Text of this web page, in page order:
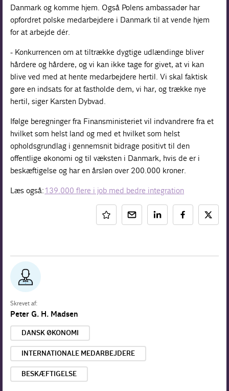
Danmark og komme hjem. Også Polens ambassadør har
opfordret polske medarbejdere i Danmark til at vende hjem
for at arbejde dér.
- Konkurrencen om at tiltrække dygtige udlændinge bliver
hårdere og hårdere, og vi kan ikke tage for givet, at vi kan
blive ved med at hente medarbejdere hertil. Vi skal faktisk
gøre en indsats for at fastholde dem, vi har, og trække nye
hertil, siger Karsten Dybvad.
Ifølge beregninger fra Finansministeriet vil indvandrere fra et
hvilket som helst land og med et hvilket som helst
opholdsgrundlag i gennemsnit bidrage positivt til den
offentlige økonomi og til væksten i Danmark, hvis de er i
beskæftigelse og har en årsløn over 200.000 kroner.
Læs også: 139.000 flere i job med bedre integration
Skrevet af:
Peter G. H. Madsen
DANSK ØKONOMI
INTERNATIONALE MEDARBEJDERE
BESKÆFTIGELSE